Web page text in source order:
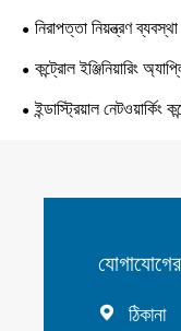
নিরাপত্তা নিয়ন্ত্রণ ব্যবস্থা
কন্ট্রোল ইঞ্জিনিয়ারিং
ইন্ডাস্ট্রিয়াল নেটওয়ার্কিং
 ঠিকানা